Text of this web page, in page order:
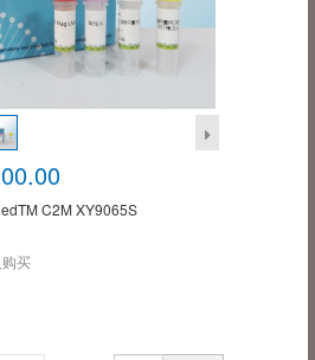
C2M XY9065S
购买